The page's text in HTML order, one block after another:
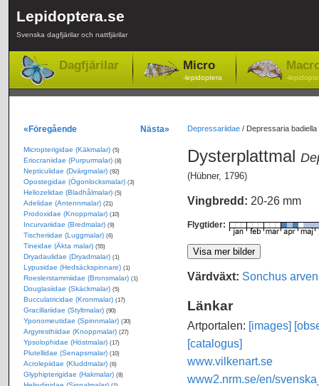
Lepidoptera.se
Svenska dagfjärilar och nattfjärilar
Dagfjärilar Micro
-lepidoptera -
Depressariidae/ Depressaria
Dysterplattmal
(Hübner, 1796)
Vingbredd: 20-26 mm
Flygtider:
Värdväxt: Sonchus
Länkar
Artportalen: [images]
[catalogus]
www.vilkenart.se
www2.nrm.se/en/
«Föregående Nästa»
Micropterigidae (Käkmalar) (5)
Eriocraniidae (Purpurmalar) (8)
Nepticulidae (Dvärgmalar) (92)
Opostegidae (Ögonlocksmalar) (3)
Heliozelidae (Bladhålmalar) (5)
Adelidae (Antennmalar) (21)
Prodoxidae (Knoppmalar) (10)
Incurvariidae (Bredmalar) (9)
Tischeriidae (Luggmalar) (6)
Tineidae (Äkta malar) (55)
Dryadaulidae (Dryadmalar) (1)
Lypusidae (Hedsäckspinnare) (1)
Roeslerstammiidae (Bronsmalar) (1)
Douglasiidae (Skäckmalar) (5)
Bucculatricidae (Kronmalar) (17)
Gracillariidae (Styltmalar) (90)
Yponomeutidae (Spinnmalar) (30)
Argyresthiidae (Knoppmalar) (27)
Ypsolophidae (Höstmalar) (17)
Plutellidae (Senapsmalar) (10)
Acrolepiidae (Kluddmalar) (6)
Glyphipterigidae (Hakmalar) (8)